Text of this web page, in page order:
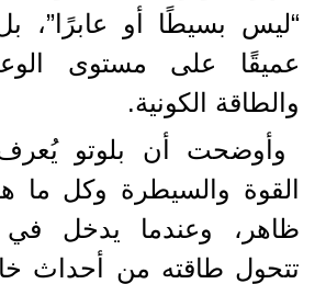
“ليس بسيطًا أو عابرًا”،
عميقًا على مستوى
والطاقة الكونية.
وأوضحت أن بلوتو
القوة والسيطرة وكل ما
ظاهر، وعندما يدخل في
تتحول طاقته من أحداث